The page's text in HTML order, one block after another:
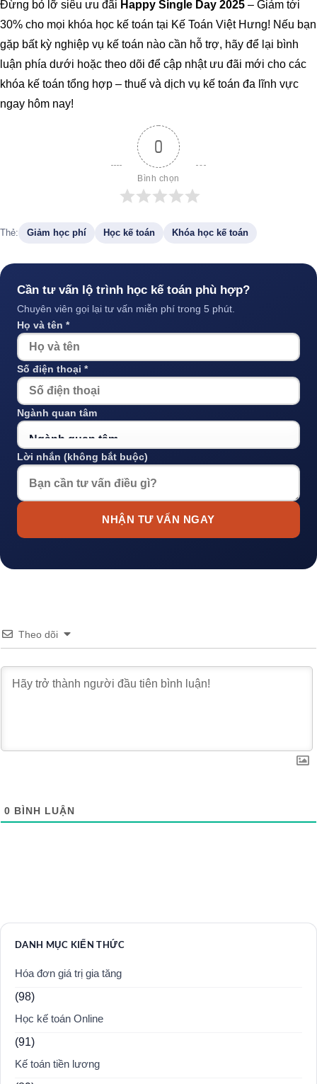
Đừng bỏ lỡ siêu ưu đãi Happy Single Day 2025 – Giảm tới
30% cho mọi khóa học kế toán tại Kế Toán Việt Hưng! Nếu bạn
gặp bất kỳ nghiệp vụ kế toán nào cần hỗ trợ, hãy để lại bình
luận phía dưới hoặc theo dõi để cập nhật ưu đãi mới cho các
khóa kế toán tổng hợp – thuế và dịch vụ kế toán đa lĩnh vực
ngay hôm nay!
0
Bình chọn
Thẻ: Giảm học phí Học kế toán Khóa học kế toán
Cần tư vấn lộ trình học kế toán phù hợp?
Chuyên viên gọi lại tư vấn miễn phí trong 5 phút.
Họ và tên *
Số điện thoại *
Ngành quan tâm
Lời nhắn (không bắt buộc)
NHẬN TƯ VẤN NGAY
Theo dõi
0 BÌNH LUẬN
DANH MỤC KIẾN THỨC
Hóa đơn giá trị gia tăng
(98)
Học kế toán Online
(91)
Kế toán tiền lương